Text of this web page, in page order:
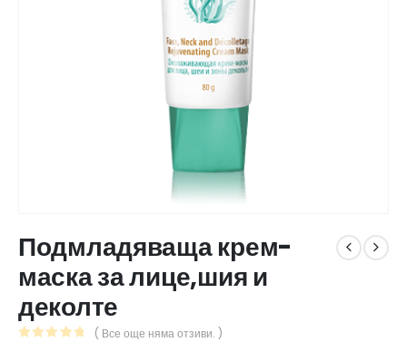
Подмладяваща крем-
маска за лице,шия и
деколте
( Все още няма отзиви. )